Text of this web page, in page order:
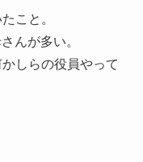
こと。
んが多い。
しらの役員やって